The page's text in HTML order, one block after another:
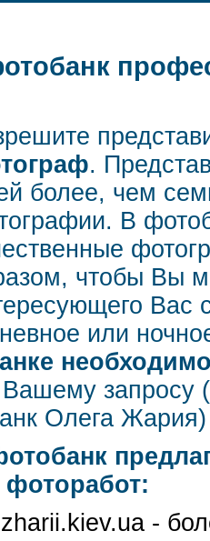
.
более, чем
В
чтобы Вы
Вас
или
запросу
Олега
фоторабот:
-